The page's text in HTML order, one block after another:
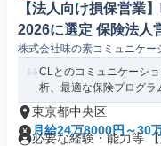
【法人向け損保営業
2026に選定 保険法人
株式会社味の素コミュニケー
CLとのコミュニケーシ
析、最適な保険プログラ
東京都中央区
月給24万8000円～30
必要な経験・能力等